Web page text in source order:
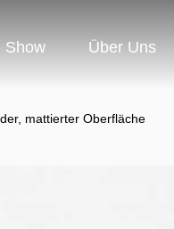
Show Über Uns
mattierter Oberfläche